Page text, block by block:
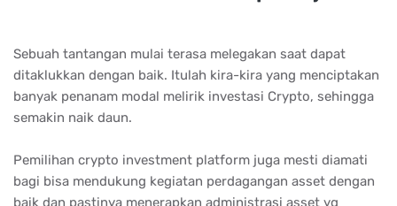
Sebuah tantangan mulai terasa melegakan saat dapat
ditaklukkan dengan baik. Itulah kira-kira yang menciptakan
banyak penanam modal melirik investasi Crypto, sehingga
semakin naik daun.
Pemilihan crypto investment platform juga mesti diamati
bagi bisa mendukung kegiatan perdagangan asset dengan